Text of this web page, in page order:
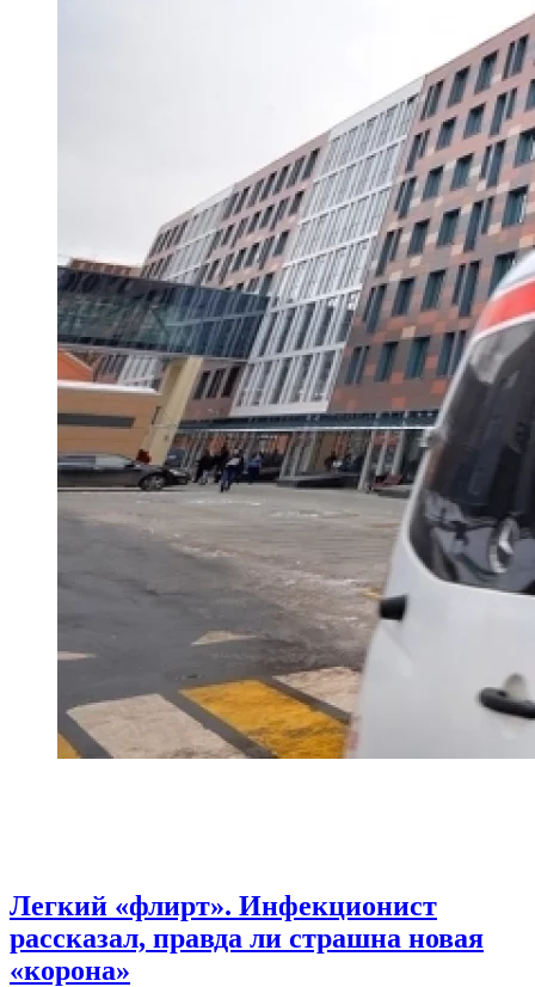
Легкий «флирт». Инфекционист
рассказал, правда ли страшна новая
«корона»